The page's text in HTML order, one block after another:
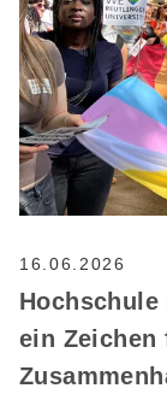
16.06.2026
Hochschule
ein Zeichen